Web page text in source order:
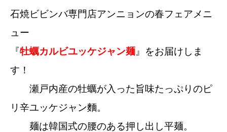
石焼ビビンバ専門店アンニョンの春フェアメニ
ュー
『牡蠣カルビユッケジャン麺 』をお届けしま
す！
瀬戸内産の牡蠣が入った旨味たっぷりのピ
リ辛ユッケジャン麵。
麺は韓国式の腰のある押し出し平麺。